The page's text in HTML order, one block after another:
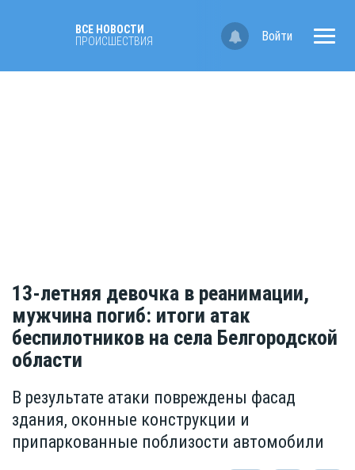
ВСЕ НОВОСТИ
ПРОИСШЕСТВИЯ
Войти
13-летняя девочка в реанимации,
мужчина погиб: итоги атак
беспилотников на села Белгородской
области
В результате атаки повреждены фасад
здания, оконные конструкции и
припаркованные поблизости автомобили